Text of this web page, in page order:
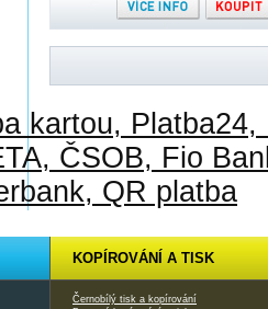
KOPÍROVÁNÍ A TISK
Černobílý tisk a kopírování